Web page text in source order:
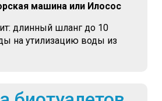
машина или Илосос
длинный шланг до 10
на утилизацию воды из